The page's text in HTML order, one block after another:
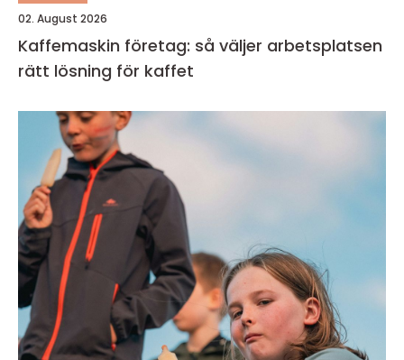
02. August 2026
Kaffemaskin företag: så väljer arbetsplatsen
rätt lösning för kaffet